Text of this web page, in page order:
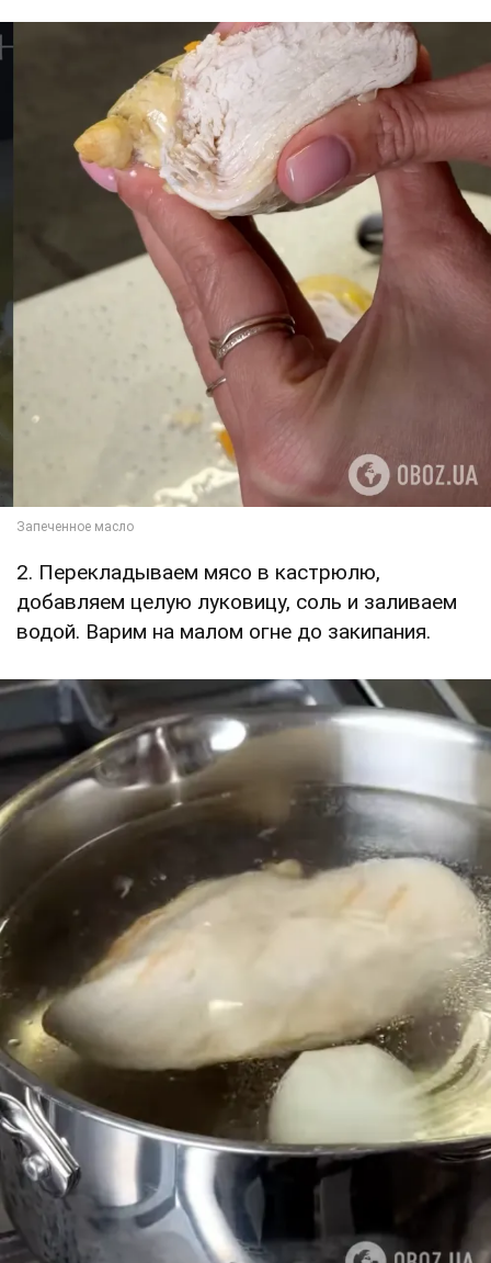
2. Перекладываем мясо в кастрюлю,
добавляем целую луковицу, соль и заливаем
водой. Варим на малом огне до закипания.